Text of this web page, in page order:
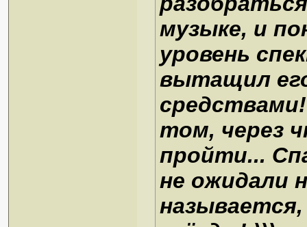
музыке, и
уровень
вытащил
том, через
пройти...
не ожидали